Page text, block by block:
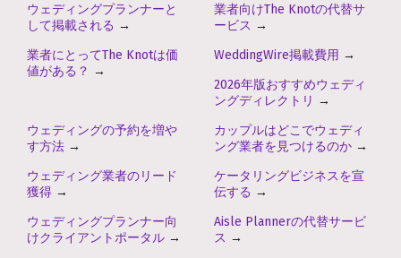
ウェディングプランナーと
して掲載される →
業者向けThe Knotの代替サ
ービス →
業者にとってThe Knotは価
値がある？ →
WeddingWire掲載費用 →
2026年版おすすめウェディ
ングディレクトリ →
ウェディングの予約を増や
す方法 →
カップルはどこでウェディ
ング業者を見つけるのか →
ウェディング業者のリード
獲得 →
ケータリングビジネスを宣
伝する →
ウェディングプランナー向
けクライアントポータル →
Aisle Plannerの代替サービ
ス →